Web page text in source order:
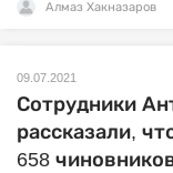
Алмаз Хакназаров
09.07.2021
Сотрудники
рассказали,
658